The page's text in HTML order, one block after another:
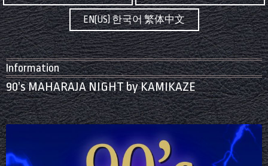
EN(US) 한국어 繁体中文
Information
90’s MAHARAJA NIGHT by KAMIKAZE